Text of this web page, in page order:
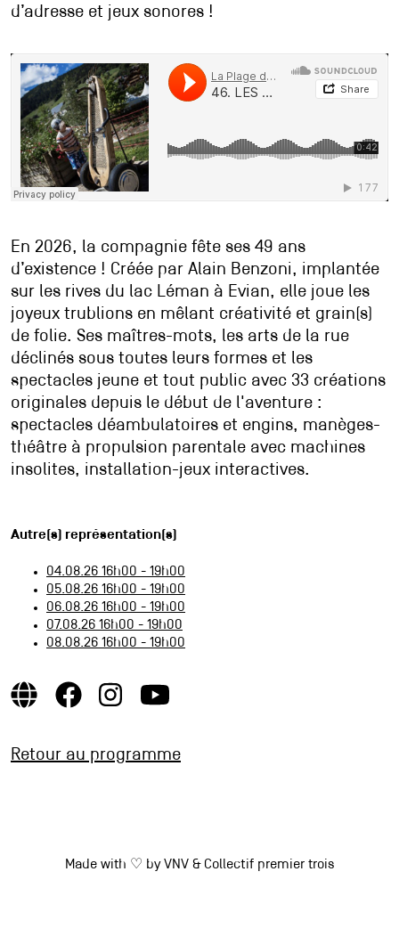
d’adresse et jeux sonores !
En 2026, la compagnie fête ses 49 ans
d’existence ! Créée par Alain Benzoni, implantée
sur les rives du lac Léman à Evian, elle joue les
joyeux trublions en mêlant créativité et grain(s)
de folie. Ses maîtres-mots, les arts de la rue
déclinés sous toutes leurs formes et les
spectacles jeune et tout public avec 33 créations
originales depuis le début de l'aventure :
spectacles déambulatoires et engins, manèges-
théâtre à propulsion parentale avec machines
insolites, installation-jeux interactives.
Autre(s) représentation(s)
04.08.26 16h00 - 19h00
05.08.26 16h00 - 19h00
06.08.26 16h00 - 19h00
07.08.26 16h00 - 19h00
08.08.26 16h00 - 19h00
Retour au programme
Made with ♡ by VNV & Collectif premier trois